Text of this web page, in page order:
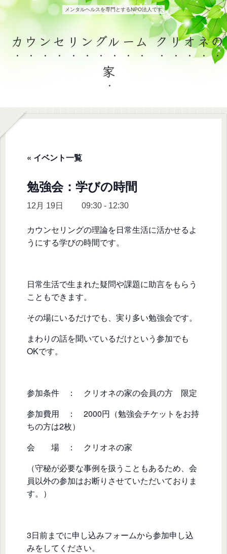
メンタルヘルスを専門とするNPO法人です
カウンセリングルーム クリオネの
家
« イベント一覧
勉強会：学びの時間
12月 19日 09:30 - 12:30
カウンセリングの理論を日常生活に活かせるよ
うにする学びの時間です。
日常生活で生まれた疑問や課題に助言をもらう
こともできます。
その場にいるだけでも、実り多い勉強会です。
まわりの話を聞いているだけという参加でも
OKです。
参加条件 ： クリオネの家の会員の方 限定
参加費用 ： 2000円（勉強会チケットをお持
ちの方は2枚）
会 場 ： クリオネの家
（守秘が必要な事例を扱うこともあるため、会
員以外の参加はお断りさせていただいておりま
す。）
3日前までに申し込みフォームから参加申し込
みをしてください。